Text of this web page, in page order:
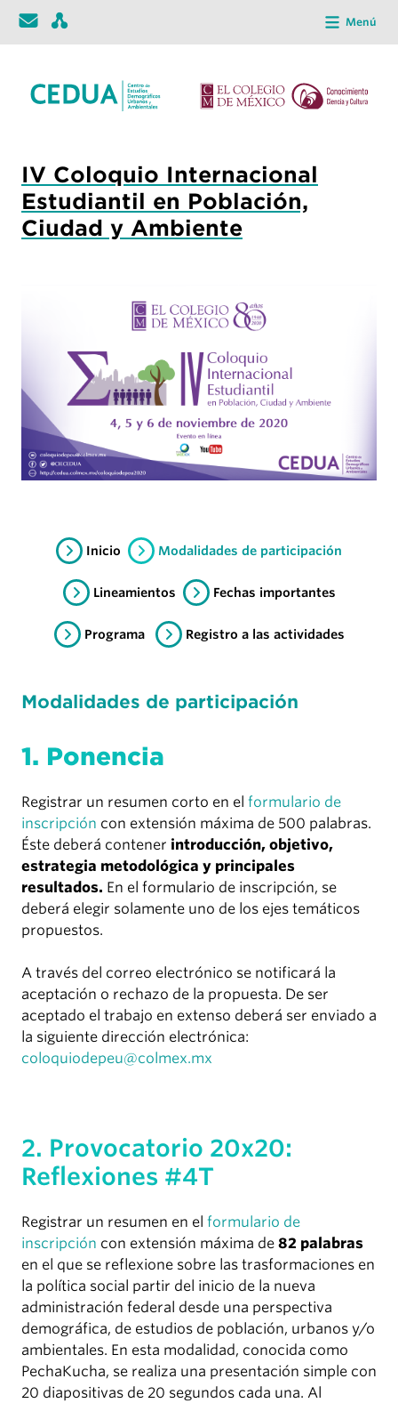
Menú
IV Coloquio Internacional
Estudiantil en Población,
Ciudad y Ambiente
Inicio Modalidades de participación
Lineamientos Fechas importantes
Programa Registro a las actividades
Modalidades de participación
1. Ponencia
Registrar un resumen corto en el formulario de
inscripción con extensión máxima de 500 palabras.
Éste deberá contener introducción, objetivo,
estrategia metodológica y principales
resultados. En el formulario de inscripción, se
deberá elegir solamente uno de los ejes temáticos
propuestos.
A través del correo electrónico se notificará la
aceptación o rechazo de la propuesta. De ser
aceptado el trabajo en extenso deberá ser enviado a
la siguiente dirección electrónica:
coloquiodepeu@colmex.mx
2. Provocatorio 20x20:
Reflexiones #4T
Registrar un resumen en el formulario de
inscripción con extensión máxima de 82 palabras
en el que se reflexione sobre las trasformaciones en
la política social partir del inicio de la nueva
administración federal desde una perspectiva
demográfica, de estudios de población, urbanos y/o
ambientales. En esta modalidad, conocida como
PechaKucha, se realiza una presentación simple con
20 diapositivas de 20 segundos cada una. Al